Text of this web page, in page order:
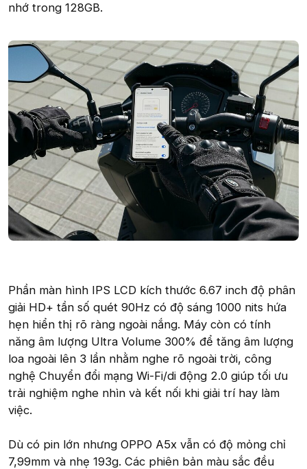
nhớ trong 128GB.
Phần màn hình IPS LCD kích thước 6.67 inch độ phân
giải HD+ tần số quét 90Hz có độ sáng 1000 nits hứa
hẹn hiển thị rõ ràng ngoài nắng. Máy còn có tính
năng âm lượng Ultra Volume 300% để tăng âm lượng
loa ngoài lên 3 lần nhằm nghe rõ ngoài trời, công
nghệ Chuyển đổi mạng Wi-Fi/di động 2.0 giúp tối ưu
trải nghiệm nghe nhìn và kết nối khi giải trí hay làm
việc.
Dù có pin lớn nhưng OPPO A5x vẫn có độ mỏng chỉ
7,99mm và nhẹ 193g. Các phiên bản màu sắc đều